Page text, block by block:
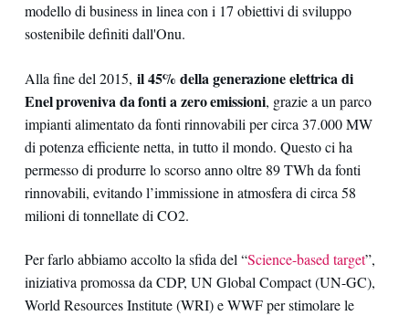
modello di business in linea con i 17 obiettivi di sviluppo
sostenibile definiti dall'Onu.
Alla fine del 2015, il 45% della generazione elettrica di
Enel proveniva da fonti a zero emissioni, grazie a un parco
impianti alimentato da fonti rinnovabili per circa 37.000 MW
di potenza efficiente netta, in tutto il mondo. Questo ci ha
permesso di produrre lo scorso anno oltre 89 TWh da fonti
rinnovabili, evitando l’immissione in atmosfera di circa 58
milioni di tonnellate di CO2.
Per farlo abbiamo accolto la sfida del “Science-based target”,
iniziativa promossa da CDP, UN Global Compact (UN-GC),
World Resources Institute (WRI) e WWF per stimolare le